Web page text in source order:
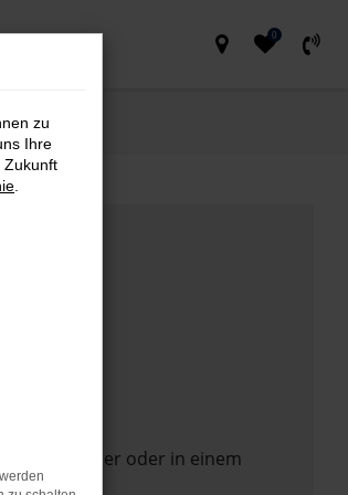
0
Browser oder in einem
zu
Ihre
Zukunft